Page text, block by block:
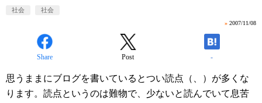
社会 社会
» 2007/11/08
Share Post -
思うままにブログを書いているとつい読点（、）が多くな
ります。読点というのは難物で、少ないと読んでいて息苦